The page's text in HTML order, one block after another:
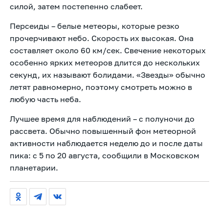
силой, затем постепенно слабеет.
Персеиды – белые метеоры, которые резко
прочерчивают небо. Скорость их высокая. Она
составляет около 60 км/сек. Свечение некоторых
особенно ярких метеоров длится до нескольких
секунд, их называют болидами. «Звезды» обычно
летят равномерно, поэтому смотреть можно в
любую часть неба.
Лучшее время для наблюдений – с полуночи до
рассвета. Обычно повышенный фон метеорной
активности наблюдается неделю до и после даты
пика: с 5 по 20 августа, сообщили в Московском
планетарии.